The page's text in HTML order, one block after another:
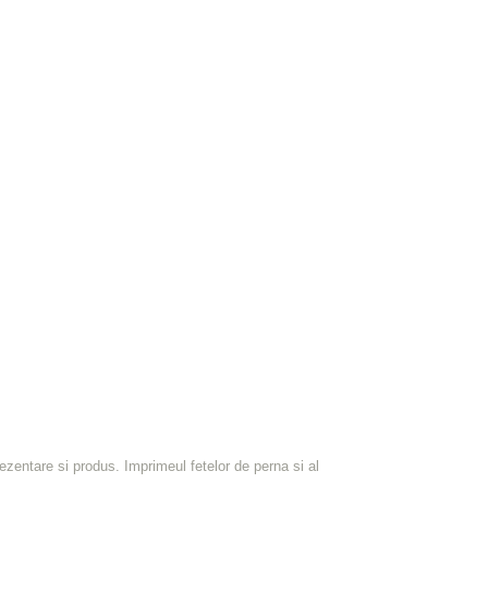
si produs. Imprimeul fetelor de perna si al